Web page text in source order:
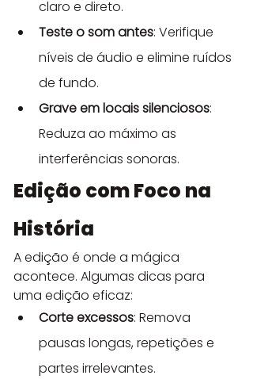
claro e direto.
Teste o som antes: Verifique
níveis de áudio e elimine ruídos
de fundo.
Grave em locais silenciosos:
Reduza ao máximo as
interferências sonoras.
Edição com Foco na
História
A edição é onde a mágica
acontece. Algumas dicas para
uma edição eficaz:
Corte excessos: Remova
pausas longas, repetições e
partes irrelevantes.